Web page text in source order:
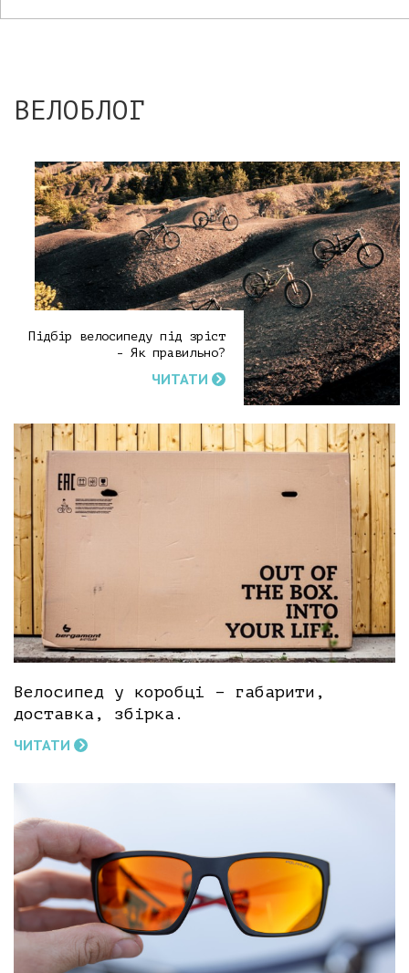
ВЕЛОБЛОГ
Підбір велосипеду під зріст
- Як правильно?
ЧИТАТИ
Велосипед у коробці – габарити,
доставка, збірка.
ЧИТАТИ